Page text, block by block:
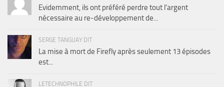
Evidemment, ils ont préféré perdre tout l'argent
nécessaire au re-développement de...
SERGE TANGUAY DIT
La mise à mort de Firefly après seulement 13 épisodes
est...
LETECHNOPHILE DIT